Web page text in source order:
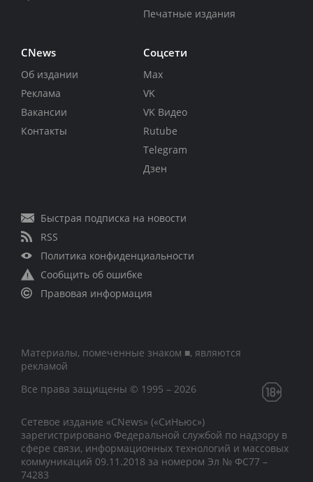
Печатные издания
CNews
Об издании
Реклама
Вакансии
Контакты
Соцсети
Max
VK
VK Видео
Rutube
Telegram
Дзен
Быстрая подписка на новости
RSS
Политика конфиденциальности
Сообщить об ошибке
Правовая информация
Материалы, помеченные знаком ■, являются
рекламой
Все права защищены © 1995 – 2026
Сетевое издание «CNews» («СиНьюс»)
зарегистрировано Федеральной службой по надзору в
сфере связи, информационных технологий и массовых
коммуникаций 09.11.2018 за номером Эл № ФС77 –
74283